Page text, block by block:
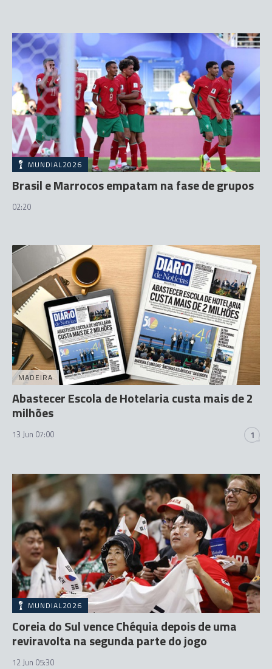
MUNDIAL2026
Brasil e Marrocos empatam na fase de grupos
02:20
MADEIRA
Abastecer Escola de Hotelaria custa mais de 2
milhões
13 Jun 07:00 1
MUNDIAL2026
Coreia do Sul vence Chéquia depois de uma
reviravolta na segunda parte do jogo
12 Jun 05:30